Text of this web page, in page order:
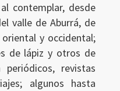
contemplar, desde
valle de Aburrá, de
y occidental;
de lápiz y otros de
revistas
algunos hasta